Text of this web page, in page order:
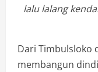
lalu lalang
Dari Timbulsloko
membangun